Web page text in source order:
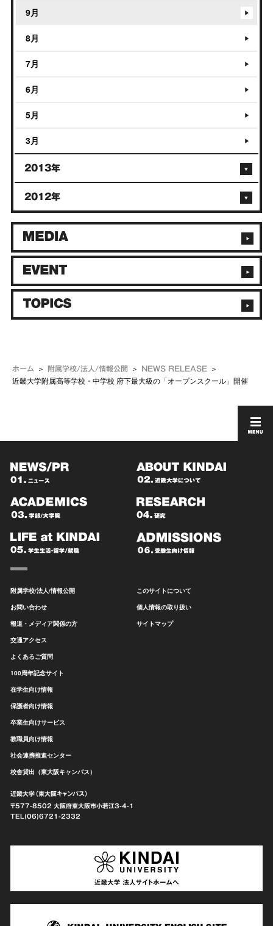
ホーム 附属学校/法人/情報公開 NEWS RELEASE
近畿大学附属高等学校・中学校 府下最大級の「オープンスクール」開催
9月
8月
7月
6月
5月
3月
2013年
2012年
附属学校/法人/情報公開
お問い合わせ
報道・メディア関係の方
交通アクセス
よくあるご質問
100周年記念サイト
在学生向け情報
保護者向け情報
卒業生向けサービス
教職員向け情報
社会連携推進センター
校舎貸出（東大阪キャンパス）
このサイトについて
個人情報の取り扱い
サイトマップ
近畿大学（東大阪キャンパス）
〒577-8502 大阪府東大阪市小若江3-4-1
TEL(06)6721-2332